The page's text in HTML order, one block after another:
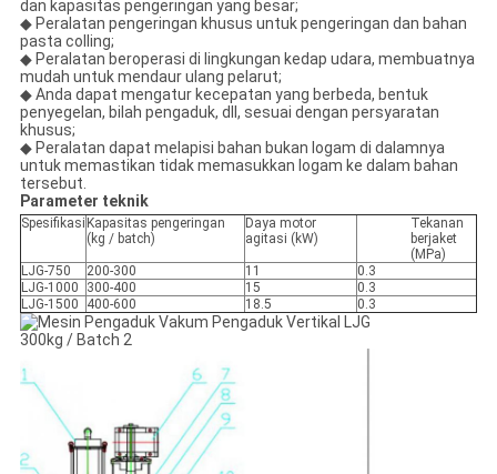
dan kapasitas pengeringan yang besar;
◆ Peralatan pengeringan khusus untuk pengeringan dan bahan
pasta colling;
◆ Peralatan beroperasi di lingkungan kedap udara, membuatnya
mudah untuk mendaur ulang pelarut;
◆ Anda dapat mengatur kecepatan yang berbeda, bentuk
penyegelan, bilah pengaduk, dll, sesuai dengan persyaratan
khusus;
◆ Peralatan dapat melapisi bahan bukan logam di dalamnya
untuk memastikan tidak memasukkan logam ke dalam bahan
tersebut.
Parameter teknik
Spesifikasi Kapasitas pengeringan
(kg / batch)
Daya motor
agitasi (kW)
Tekanan
berjaket
(MPa)
LJG-750
200-300 11
0.3
LJG-1000
300-400 15
0.3
LJG-1500
400-600 18.5 0.3